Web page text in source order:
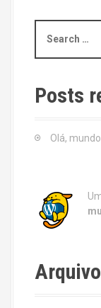
a
c
h
Posts
Olá,